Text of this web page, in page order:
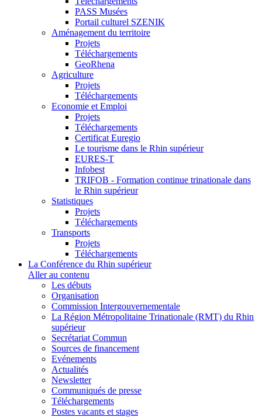
PASS Musées
Portail culturel SZENIK
Aménagement du territoire
Projets
Téléchargements
GeoRhena
Agriculture
Projets
Téléchargements
Economie et Emploi
Projets
Téléchargements
Certificat Euregio
Le tourisme dans le Rhin supérieur
EURES-T
Infobest
TRIFOB - Formation continue trinationale dans
le Rhin supérieur
Statistiques
Projets
Téléchargements
Transports
Projets
Téléchargements
La Conférence du Rhin supérieur
Aller au contenu
Les débuts
Organisation
Commission Intergouvernementale
La Région Métropolitaine Trinationale (RMT) du Rhin
supérieur
Secrétariat Commun
Sources de financement
Evénements
Actualités
Newsletter
Communiqués de presse
Téléchargements
Postes vacants et stages